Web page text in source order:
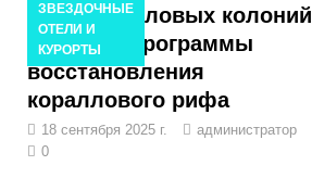
представляет
виллы Deluxe
Ocean Pool
ЗВЕЗДОЧНЫЕ
ОТЕЛИ И
КУРОРТЫ
1200 коралловых колоний
в рамках программы
восстановления
кораллового рифа
18 сентября 2025 г.
администратор
0